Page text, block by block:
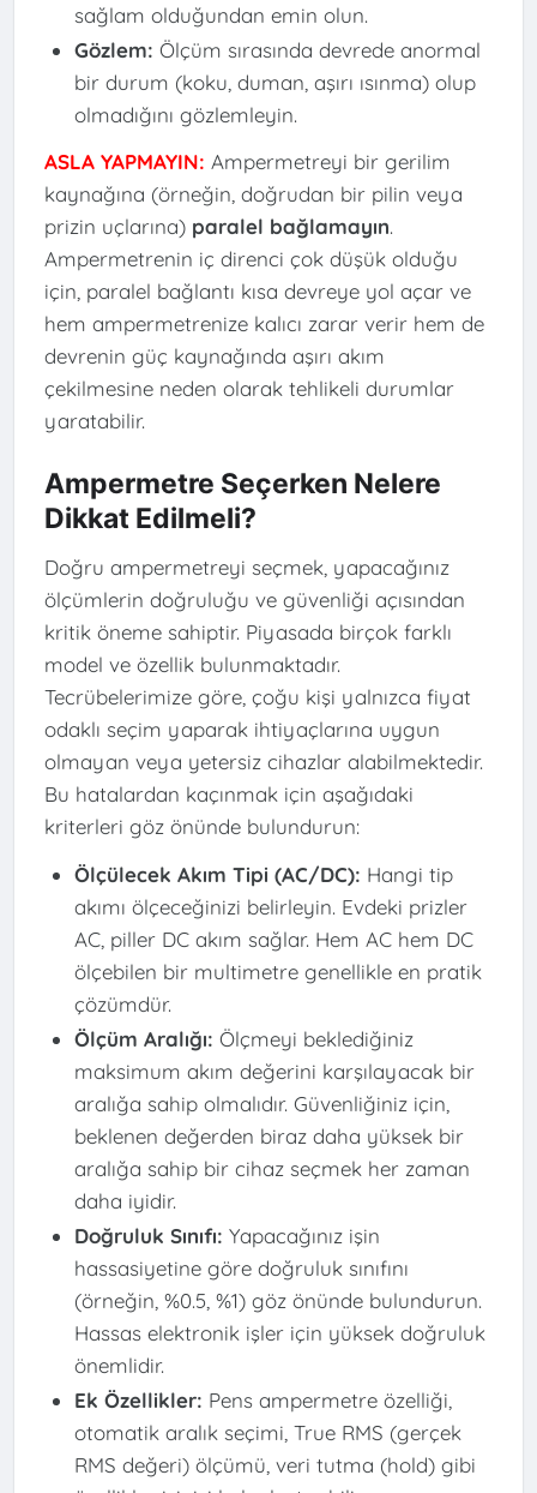
sağlam olduğundan emin olun.
Gözlem: Ölçüm sırasında devrede anormal
bir durum (koku, duman, aşırı ısınma) olup
olmadığını gözlemleyin.
ASLA YAPMAYIN: Ampermetreyi bir gerilim
kaynağına (örneğin, doğrudan bir pilin veya
prizin uçlarına) paralel bağlamayın.
Ampermetrenin iç direnci çok düşük olduğu
için, paralel bağlantı kısa devreye yol açar ve
hem ampermetrenize kalıcı zarar verir hem de
devrenin güç kaynağında aşırı akım
çekilmesine neden olarak tehlikeli durumlar
yaratabilir.
Ampermetre Seçerken Nelere
Dikkat Edilmeli?
Doğru ampermetreyi seçmek, yapacağınız
ölçümlerin doğruluğu ve güvenliği açısından
kritik öneme sahiptir. Piyasada birçok farklı
model ve özellik bulunmaktadır.
Tecrübelerimize göre, çoğu kişi yalnızca fiyat
odaklı seçim yaparak ihtiyaçlarına uygun
olmayan veya yetersiz cihazlar alabilmektedir.
Bu hatalardan kaçınmak için aşağıdaki
kriterleri göz önünde bulundurun:
Ölçülecek Akım Tipi (AC/DC): Hangi tip
akımı ölçeceğinizi belirleyin. Evdeki prizler
AC, piller DC akım sağlar. Hem AC hem DC
ölçebilen bir multimetre genellikle en pratik
çözümdür.
Ölçüm Aralığı: Ölçmeyi beklediğiniz
maksimum akım değerini karşılayacak bir
aralığa sahip olmalıdır. Güvenliğiniz için,
beklenen değerden biraz daha yüksek bir
aralığa sahip bir cihaz seçmek her zaman
daha iyidir.
Doğruluk Sınıfı: Yapacağınız işin
hassasiyetine göre doğruluk sınıfını
(örneğin, %0.5, %1) göz önünde bulundurun.
Hassas elektronik işler için yüksek doğruluk
önemlidir.
Ek Özellikler: Pens ampermetre özelliği,
otomatik aralık seçimi, True RMS (gerçek
RMS değeri) ölçümü, veri tutma (hold) gibi